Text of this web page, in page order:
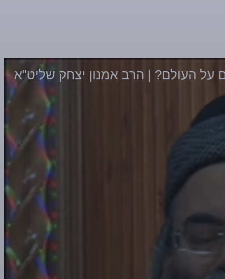
על העולם? | הרב אמנון יצחק שליט"א